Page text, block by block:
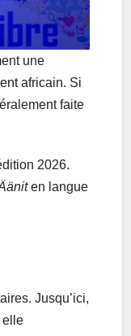
une
africain. Si
faite
2026.
en langue
Jusqu’ici,
elle